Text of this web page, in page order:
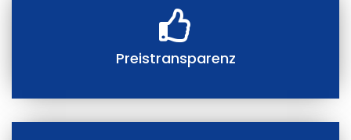
Preistransparenz